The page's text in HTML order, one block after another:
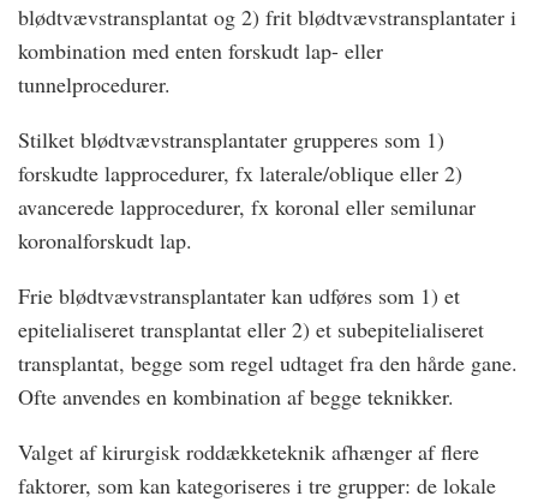
blødtvævstransplantat og 2) frit blødtvævstransplantater i
kombination med enten forskudt lap- eller
tunnelprocedurer.
Stilket blødtvævstransplantater grupperes som 1)
forskudte lapprocedurer, fx laterale/oblique eller 2)
avancerede lapprocedurer, fx koronal eller semilunar
koronalforskudt lap.
Frie blødtvævstransplantater kan udføres som 1) et
epitelialiseret transplantat eller 2) et subepitelialiseret
transplantat, begge som regel udtaget fra den hårde gane.
Ofte anvendes en kombination af begge teknikker.
Valget af kirurgisk roddækketeknik afhænger af flere
faktorer, som kan kategoriseres i tre grupper: de lokale